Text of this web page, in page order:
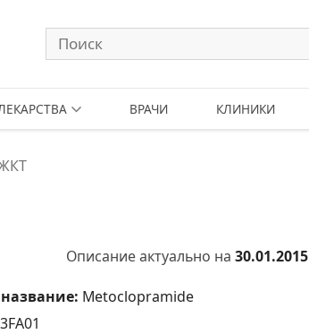
ВРАЧИ КЛИНИКИ
Описание актуально на 30.01.2015
Metoclopramide